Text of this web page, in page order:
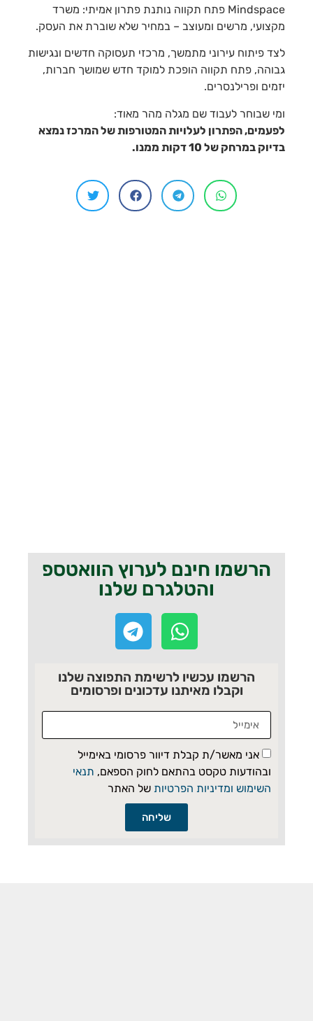
Mindspace פתח תקווה נותנת פתרון אמיתי: משרד
מקצועי, מרשים ומעוצב – במחיר שלא שוברת את העסק.
לצד פיתוח עירוני מתמשך, מרכזי תעסוקה חדשים ונגישות
גבוהה, פתח תקווה הופכת למוקד חדש שמושך חברות,
יזמים ופרילנסרים.
ומי שבוחר לעבוד שם מגלה מהר מאוד:
לפעמים, הפתרון לעלויות המטורפות של המרכז נמצא
בדיוק במרחק של 10 דקות ממנו.
הרשמו חינם לערוץ הוואטספ
והטלגרם שלנו
הרשמו עכשיו לרשימת התפוצה שלנו
וקבלו מאיתנו עדכונים ופרסומים
אני מאשר/ת קבלת דיוור פרסומי באימייל
ובהודעות טקסט בהתאם לחוק הספאם, תנאי
השימוש ומדיניות הפרטיות של האתר
שליחה